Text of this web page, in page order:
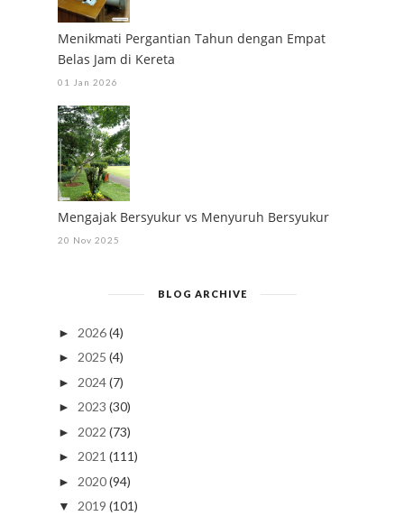
Menikmati Pergantian Tahun dengan Empat
Belas Jam di Kereta
01 Jan 2026
Mengajak Bersyukur vs Menyuruh Bersyukur
20 Nov 2025
BLOG ARCHIVE
► 2026(4)
► 2025 (4)
► 2024(7)
► 2023 (30)
► 2022 (73)
► 2021 (111)
► 2020(94)
▼ 2019 (101)